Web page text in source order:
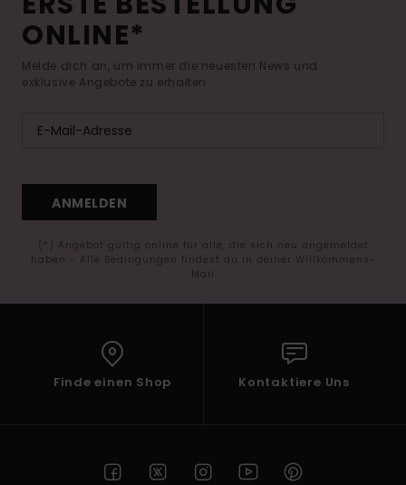
ONLINE*
Melde dich an, um immer die neuesten News und
exklusive Angebote zu erhalten.
ANMELDEN
(*) Angebot gültig online für alle, die sich neu angemeldet
haben - Alle Bedingungen findest du in deiner Willkommens-
Mail
Finde einen Shop Kontaktiere Uns